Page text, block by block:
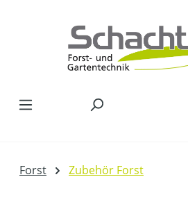
Forst Zubehör Forst